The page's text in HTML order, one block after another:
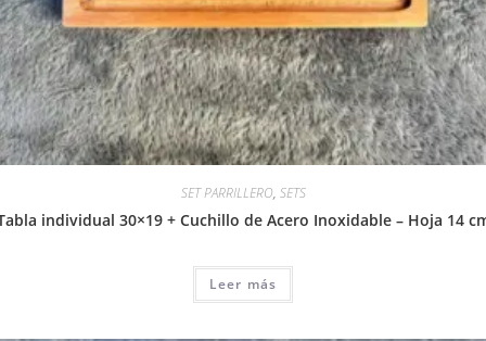
SET PARRILLERO, SETS
individual 30×19 + Cuchillo de Acero Inoxidable – Hoja 14
Leer más